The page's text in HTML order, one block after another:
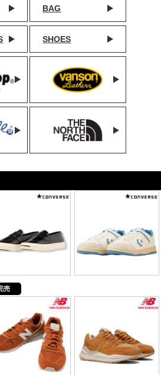
BAG
SHOES
売